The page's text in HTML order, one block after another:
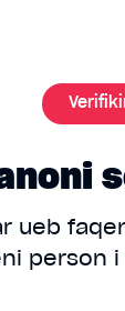
ueb
person